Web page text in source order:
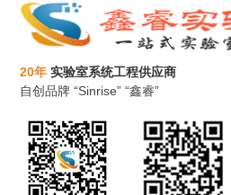
20年 实验室系统工程供应商
自创品牌 “Sinrise” “鑫睿”